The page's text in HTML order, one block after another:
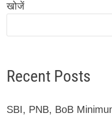
खोजें
Recent Posts
SBI, PNB, BoB